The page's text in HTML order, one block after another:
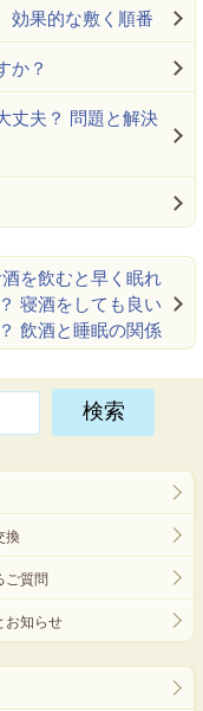
効果的な敷く順番
か？
丈夫？ 問題と解決
酒を飲むと早く眠れ
寝酒をしても良い
飲酒と睡眠の関係
換
ご質問
お知らせ